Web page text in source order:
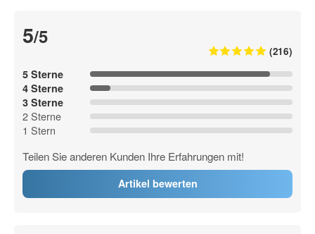
5/5
(216)
5 Sterne
4 Sterne
3 Sterne
2 Sterne
1 Stern
Teilen Sie anderen Kunden Ihre Erfahrungen mit!
Artikel bewerten